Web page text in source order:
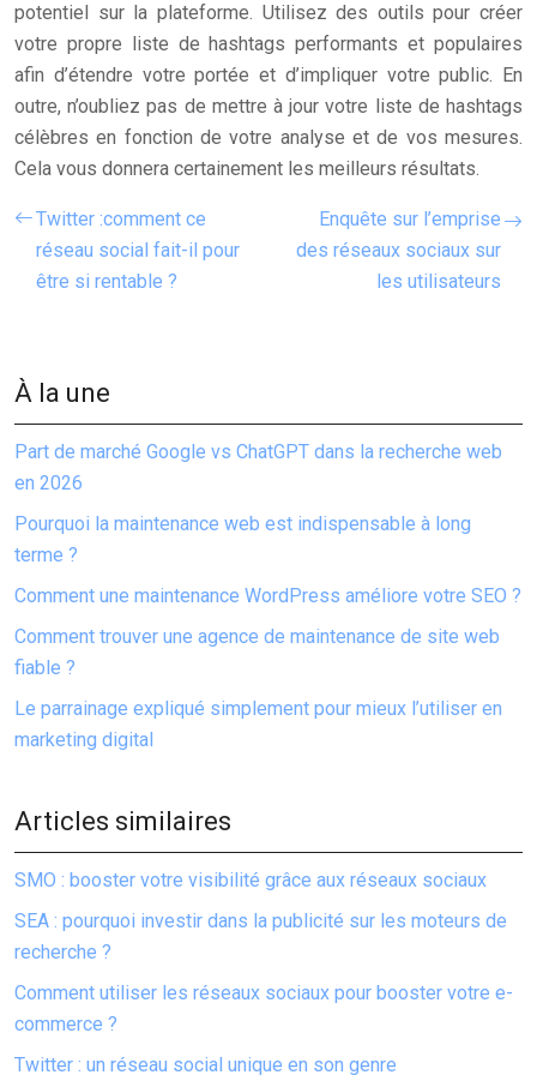
potentiel sur la plateforme. Utilisez des outils pour créer
votre propre liste de hashtags performants et populaires
afin d’étendre votre portée et d’impliquer votre public. En
outre, n’oubliez pas de mettre à jour votre liste de hashtags
célèbres en fonction de votre analyse et de vos mesures.
Cela vous donnera certainement les meilleurs résultats.
Twitter :comment ce
réseau social fait-il pour
être si rentable ?
Enquête sur l’emprise
des réseaux sociaux sur
les utilisateurs
À la une
Part de marché Google vs ChatGPT dans la recherche web
en 2026
Pourquoi la maintenance web est indispensable à long
terme ?
Comment une maintenance WordPress améliore votre SEO ?
Comment trouver une agence de maintenance de site web
fiable ?
Le parrainage expliqué simplement pour mieux l’utiliser en
marketing digital
Articles similaires
SMO : booster votre visibilité grâce aux réseaux sociaux
SEA : pourquoi investir dans la publicité sur les moteurs de
recherche ?
Comment utiliser les réseaux sociaux pour booster votre e-
commerce ?
Twitter : un réseau social unique en son genre